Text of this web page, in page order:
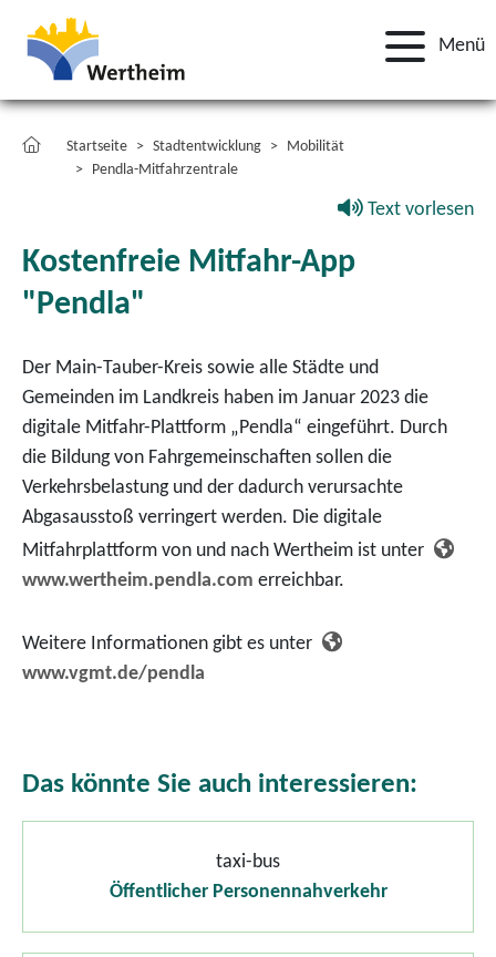
Menü
Startseite Stadtentwicklung
Mobilität
Pendla-Mitfahrzentrale
Text vorlesen
Kostenfreie Mitfahr-App
"Pendla"
Der Main-Tauber-Kreis sowie alle Städte und
Gemeinden im Landkreis haben im Januar 2023 die
digitale Mitfahr-Plattform „Pendla“ eingeführt. Durch
die Bildung von Fahrgemeinschaften sollen die
Verkehrsbelastung und der dadurch verursachte
Abgasausstoß verringert werden. Die digitale
Mitfahrplattform von und nach Wertheim ist unter
www.wertheim.pendla.com erreichbar.
Weitere Informationen gibt es unter
www.vgmt.de/pendla
Das könnte Sie auch interessieren:
taxi-bus
Öffentlicher Personennahverkehr